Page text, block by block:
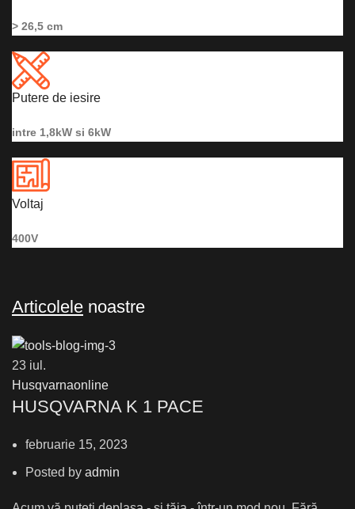
> 26,5 cm
Putere de iesire
intre 1,8kW si 6kW
Voltaj
400V
Articolele noastre
23 iul.
Husqvarnaonline
HUSQVARNA K 1 PACE
februarie 15, 2023
Posted by admin